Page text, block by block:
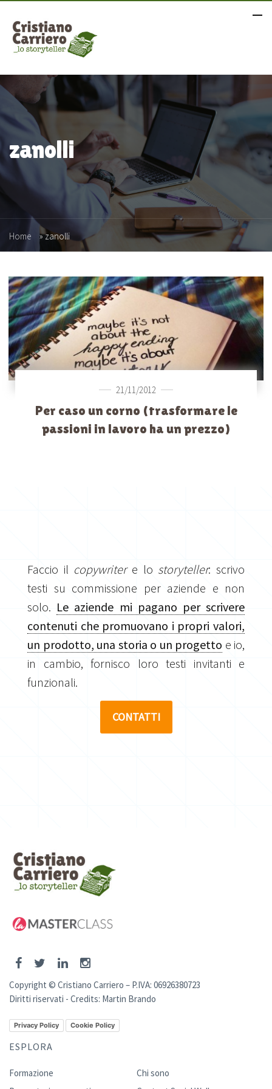
zanolli
Home »zanolli
21/11/2012
Per caso un corno (trasformare le
passioni in lavoro ha un prezzo)
Faccio il copywritere lo storyteller: scrivo
testi su commissione per aziende e non
solo. Le aziende mi pagano per scrivere
contenuti che promuovano i propri valori,
un prodotto, una storia o un progetto e io,
in cambio, fornisco loro testi invitanti e
funzionali.
CONTATTI
Copyright © Cristiano Carriero – P.IVA: 06926380723
Diritti riservati - Credits: Martin Brando
Privacy Policy Cookie Policy
ESPLORA
Formazione
Chi sono